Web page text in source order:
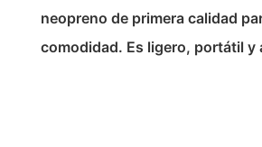
neopreno de primera calidad
comodidad. Es ligero, portátil